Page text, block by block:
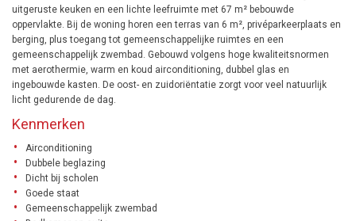
uitgeruste keuken en een lichte leefruimte met 67 m² bebouwde
oppervlakte. Bij de woning horen een terras van 6 m², privéparkeerplaats en
berging, plus toegang tot gemeenschappelijke ruimtes en een
gemeenschappelijk zwembad. Gebouwd volgens hoge kwaliteitsnormen
met aerothermie, warm en koud airconditioning, dubbel glas en
ingebouwde kasten. De oost- en zuidoriëntatie zorgt voor veel natuurlijk
licht gedurende de dag.
Kenmerken
Airconditioning
Dubbele beglazing
Dicht bij scholen
Goede staat
Gemeenschappelijk zwembad